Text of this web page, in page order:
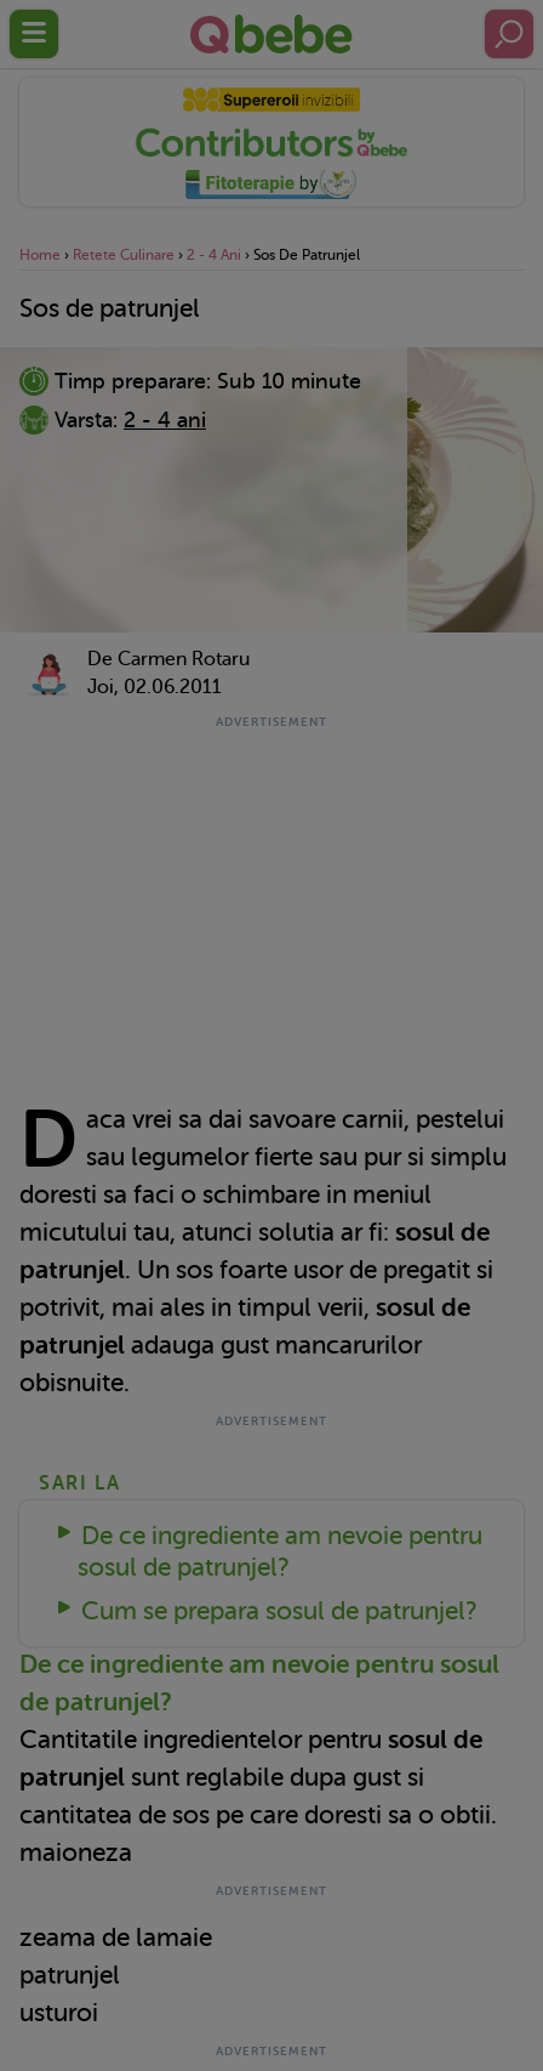
Home › Retete Culinare › 2 - 4 Ani › Sos De Patrunjel
Sos de patrunjel
Timp preparare: Sub 10 minute
Varsta: 2 - 4 ani
De Carmen Rotaru
Joi, 02.06.2011
D aca vrei sa dai savoare carnii, pestelui
sau legumelor fierte sau pur si simplu
doresti sa faci o schimbare in meniul
micutului tau, atunci solutia ar fi: sosul de
patrunjel. Un sos foarte usor de pregatit si
potrivit, mai ales in timpul verii, sosul de
patrunjel adauga gust mancarurilor
obisnuite.
SARI LA
De ce ingrediente am nevoie pentru
sosul de patrunjel?
Cum se prepara sosul de patrunjel?
De ce ingrediente am nevoie pentru sosul
de patrunjel?
Cantitatile ingredientelor pentru sosul de
patrunjel sunt reglabile dupa gust si
cantitatea de sos pe care doresti sa o obtii.
maioneza
zeama de lamaie
patrunjel
usturoi